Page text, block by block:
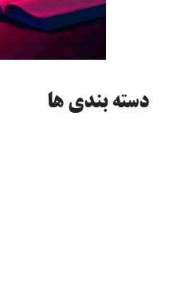
دسته‌ بندی ها